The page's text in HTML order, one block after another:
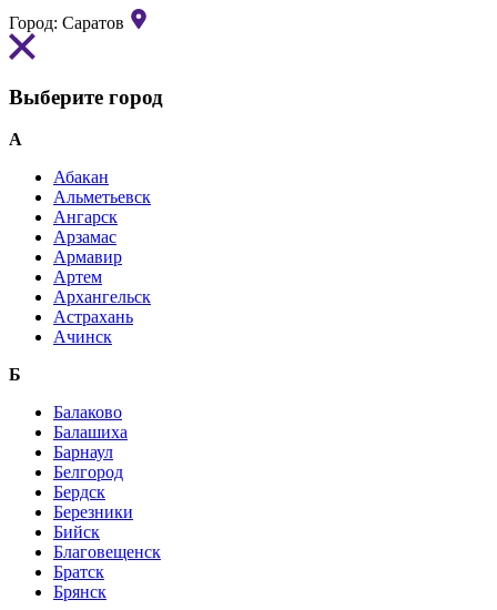
Город: Саратов
Выберите город
А
Абакан
Альметьевск
Ангарск
Арзамас
Армавир
Артем
Архангельск
Астрахань
Ачинск
Б
Балаково
Балашиха
Барнаул
Белгород
Бердск
Березники
Бийск
Благовещенск
Братск
Брянск